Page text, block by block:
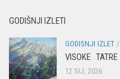
GODIŠNJI IZLETI
GODISNJI IZLET /
VISOKE
12 SIJ, 2026